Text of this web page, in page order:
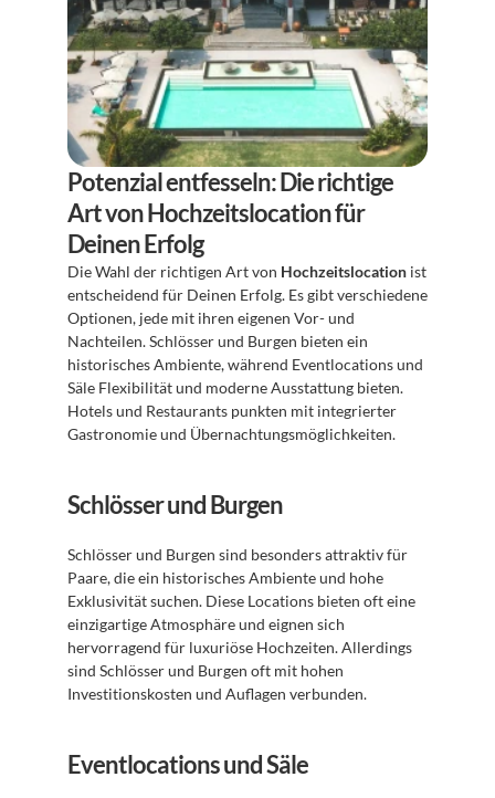
Potenzial entfesseln: Die richtige
Art von Hochzeitslocation für
Deinen Erfolg
Die Wahl der richtigen Art von Hochzeitslocation ist
entscheidend für Deinen Erfolg. Es gibt verschiedene
Optionen, jede mit ihren eigenen Vor- und
Nachteilen. Schlösser und Burgen bieten ein
historisches Ambiente, während Eventlocations und
Säle Flexibilität und moderne Ausstattung bieten.
Hotels und Restaurants punkten mit integrierter
Gastronomie und Übernachtungsmöglichkeiten.
Schlösser und Burgen
Schlösser und Burgen sind besonders attraktiv für
Paare, die ein historisches Ambiente und hohe
Exklusivität suchen. Diese Locations bieten oft eine
einzigartige Atmosphäre und eignen sich
hervorragend für luxuriöse Hochzeiten. Allerdings
sind Schlösser und Burgen oft mit hohen
Investitionskosten und Auflagen verbunden.
Eventlocations und Säle